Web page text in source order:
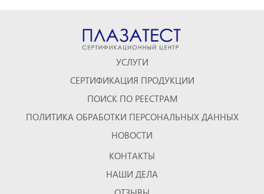
УСЛУГИ
СЕРТИФИКАЦИЯ ПРОДУКЦИИ
ПОИСК ПО РЕЕСТРАМ
ПОЛИТИКА ОБРАБОТКИ ПЕРСОНАЛЬНЫХ ДАННЫХ
НОВОСТИ
КОНТАКТЫ
НАШИ ДЕЛА